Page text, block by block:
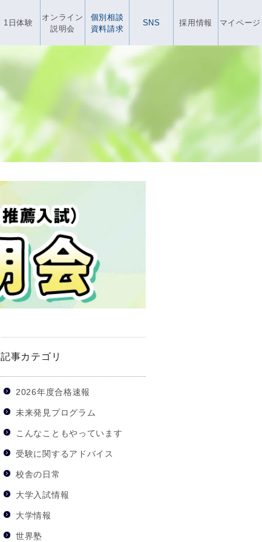
1日体験
オンライン
説明会
個別相談
資料請求
SNS 採用情報 マイページ
記事カテゴリ
2026年度合格速報
未来発見プログラム
こんなこともやっています
受験に関するアドバイス
校舎の日常
大学入試情報
大学情報
世界塾